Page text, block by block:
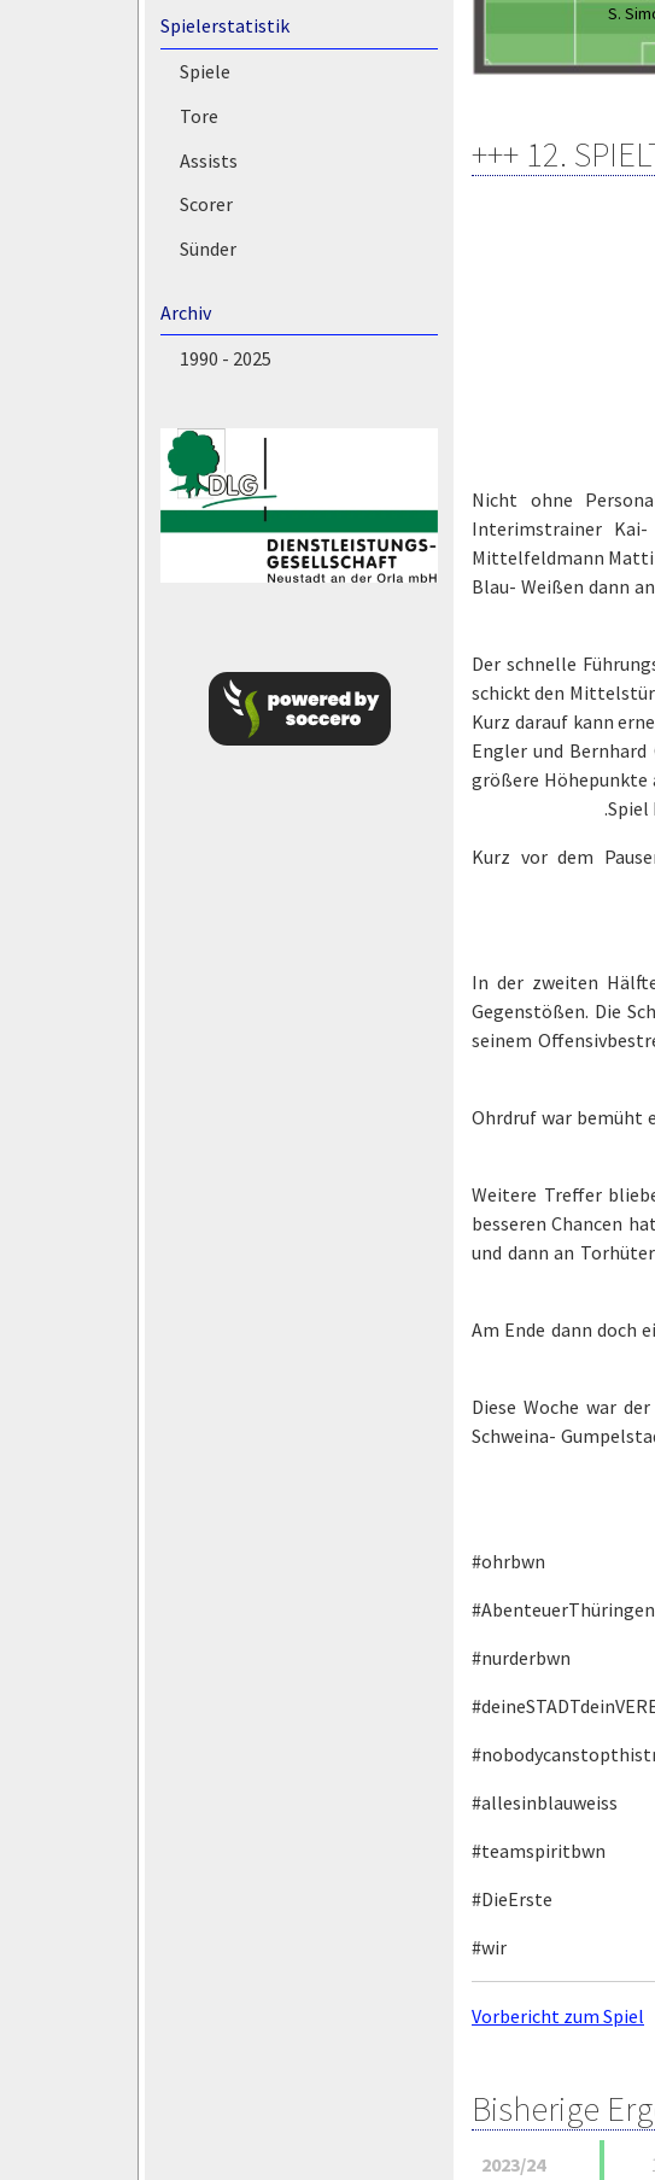
Spielerstatistik
Spiele
Tore
Assists
Scorer
Sünder
Archiv
1990 - 2025
S.
+++ 12.
Nicht ohne
Interimstrainer
Mittelfeldmann Matti
Blau- Weißen dann
Der schnelle
schickt den
Kurz darauf kann
Engler und
größere Höhepunkte
Spiel
Kurz vor dem
In der zweiten
Gegenstößen. Die
seinem
Ohrdruf war bemüht
Weitere Treffer
besseren Chancen
und dann an
Am Ende dann doch
Diese Woche war
Schweina-
#ohrbwn
#nurderbwn
#allesinblauweiss
#teamspiritbwn
#DieErste
#wir
Vorbericht zum Spiel
Bisherige
2023/24